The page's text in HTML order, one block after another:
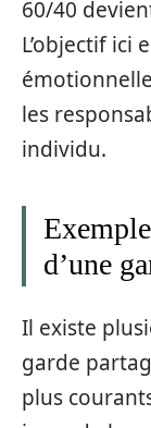
60/40
L’objectif ici
les
individu.
d’une
Il existe
garde
plus